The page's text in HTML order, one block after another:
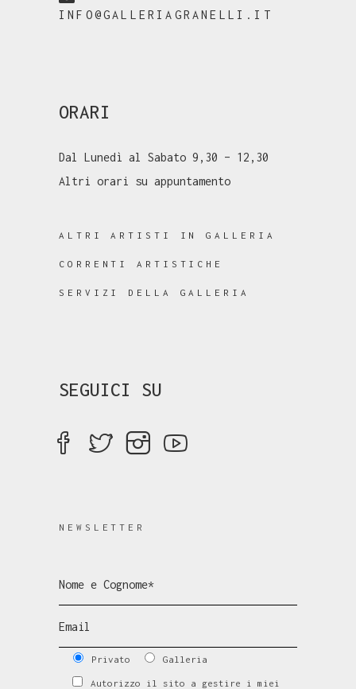
INFO@GALLERIAGRANELLI.IT
ORARI
Dal Lunedì al Sabato 9,30 – 12,30
Altri orari su appuntamento
ALTRI ARTISTI IN GALLERIA
CORRENTI ARTISTICHE
SERVIZI DELLA GALLERIA
SEGUICI SU
NEWSLETTER
Privato Galleria
Autorizzo il sito a gestire i miei